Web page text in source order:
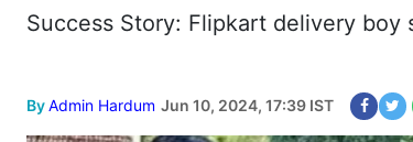
Success Story: Flipkart delivery
ByAdmin Hardum Jun 10, 2024, 17:39 IST